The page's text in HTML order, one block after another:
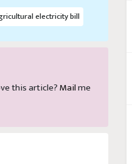
electricity bill
this article?Mailme